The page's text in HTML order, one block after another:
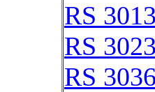
RS
RS
RS